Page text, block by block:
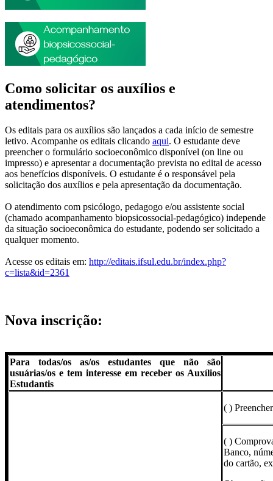
Como solicitar os auxílios e
atendimentos?
Os editais para os auxílios são lançados a cada início de semestre
letivo. Acompanhe os editais clicando aqui. O estudante deve
preencher o formulário socioeconômico disponível (on line ou
impresso) e apresentar a documentação prevista no edital de acesso
aos benefícios disponíveis. O estudante é o responsável pela
solicitação dos auxílios e pela apresentação da documentação.
O atendimento com psicólogo, pedagogo e/ou assistente social
(chamado acompanhamento biopsicossocial-pedagógico) independe
da situação socioeconômica do estudante, podendo ser solicitado a
qualquer momento.
Acesse os editais em: http://editais.ifsul.edu.br/index.php?
c=lista&id=2361
Nova inscrição:
Para todas/os as/os estudantes que não são
usuárias/os e tem interesse em receber os Auxílios
Estudantis
( )
( )
Banco,
do cartão,